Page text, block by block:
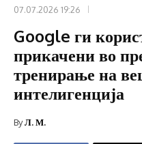
07.07.2026 19:26
Google ги
прикачени во
тренирање на
интелигенција
ByЛ. М.